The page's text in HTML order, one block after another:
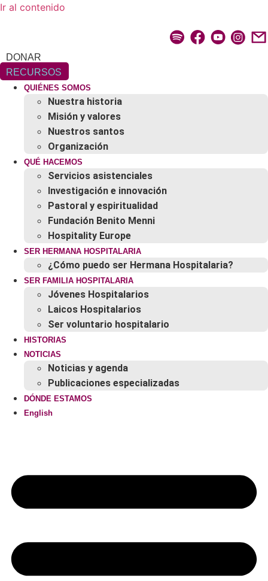
Ir al contenido
DONAR
RECURSOS
QUIÉNES SOMOS
Nuestra historia
Misión y valores
Nuestros santos
Organización
QUÉ HACEMOS
Servicios asistenciales
Investigación e innovación
Pastoral y espiritualidad
Fundación Benito Menni
Hospitality Europe
SER HERMANA HOSPITALARIA
¿Cómo puedo ser Hermana Hospitalaria?
SER FAMILIA HOSPITALARIA
Jóvenes Hospitalarios
Laicos Hospitalarios
Ser voluntario hospitalario
HISTORIAS
NOTICIAS
Noticias y agenda
Publicaciones especializadas
DÓNDE ESTAMOS
English